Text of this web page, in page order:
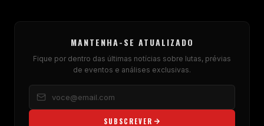
MANTENHA-SE ATUALIZADO
Fique por dentro das últimas notícias sobre lutas, prévias
de eventos e análises exclusivas.
SUBSCREVER